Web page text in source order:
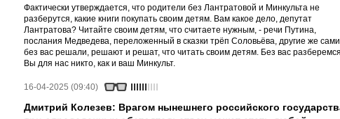
Фактически утверждается, что родители без Лантратовой и Минкульта не
разберутся, какие книги покупать своим детям. Вам какое дело, депутат
Лантратова? Читайте своим детям, что считаете нужным, - речи Путина,
послания Медведева, переложенный в сказки трёп Соловьёва, другие же сами
без вас решали, решают и решат, что читать своим детям. Без вас
Вы для нас никто, как и ваш Минкульт.
16-04-2025 (09:40)
Дмитрий Колезев: Врагом нынешнего российского